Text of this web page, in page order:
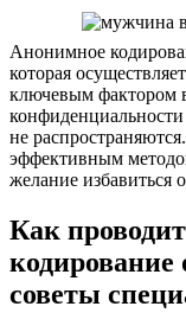
Анонимное
которая
ключевым фактором
не
эффективным
желание избавиться
Как
кодирование
советы